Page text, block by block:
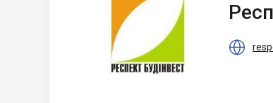
БудІнвест
